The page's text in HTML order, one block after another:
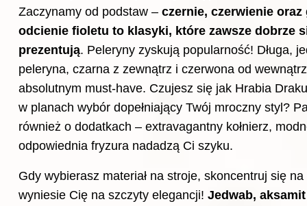
Zaczynamy od podstaw – czernie, czerwienie oraz
odcienie fioletu to klasyki, które zawsze dobrze
prezentują. Peleryny zyskują popularność! Długa,
peleryna, czarna z zewnątrz i czerwona od
absolutnym must-have. Czujesz się jak Hrabia
w planach wybór dopełniający Twój mroczny styl?
również o dodatkach – extravagantny kołnierz,
odpowiednia fryzura nadadzą Ci szyku.
Gdy wybierasz materiał na stroje, skoncentruj się
wyniesie Cię na szczyty elegancji! Jedwab,